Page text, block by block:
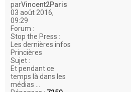
parVincent2Paris
03 août 2016,
09:29
Forum :
Stop the Press :
Les dernières infos
Princières
Sujet :
Et pendant ce
temps là dans les
médias ...